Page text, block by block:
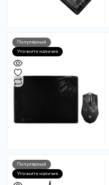
Популярный
Уточните наличие
Популярный
Уточните наличие